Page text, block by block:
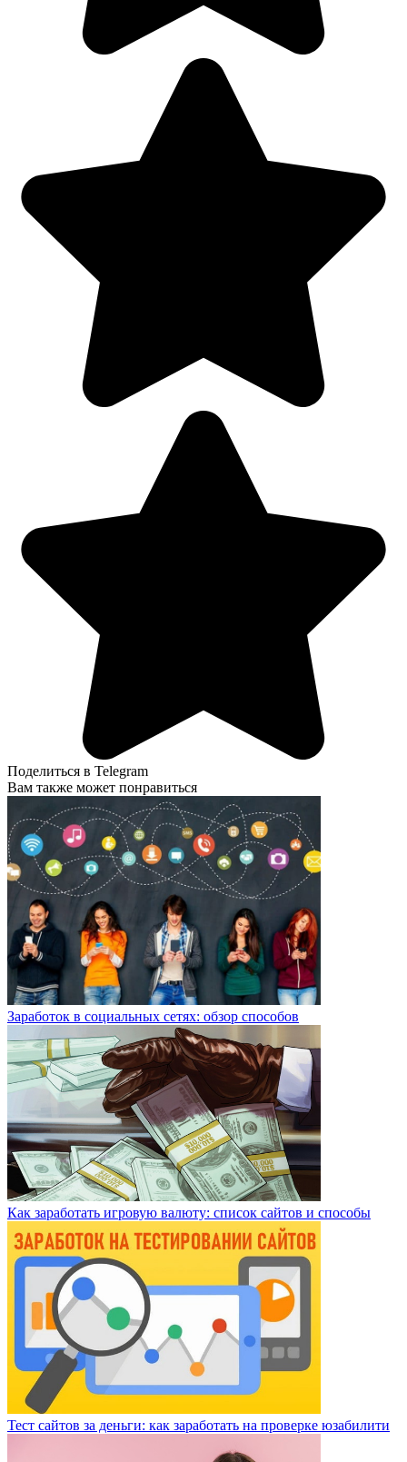
Поделиться в Telegram
Вам также может понравиться
Заработок в социальных сетях: обзор способов
Как заработать игровую валюту: список сайтов и способы
Тест сайтов за деньги: как заработать на проверке юзабилити